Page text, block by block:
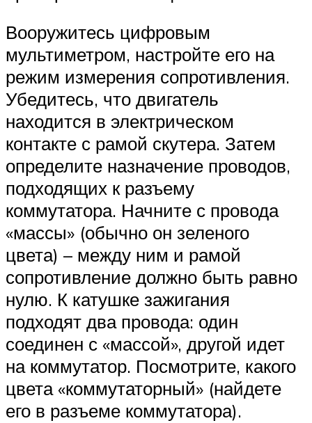
Вооружитесь цифровым
мультиметром, настройте его на
режим измерения сопротивления.
Убедитесь, что двигатель
находится в электрическом
контакте с рамой скутера. Затем
определите назначение проводов,
подходящих к разъему
коммутатора. Начните с провода
«массы» (обычно он зеленого
цвета) – между ним и рамой
сопротивление должно быть равно
нулю. К катушке зажигания
подходят два провода: один
соединен с «массой», другой идет
на коммутатор. Посмотрите, какого
цвета «коммутаторный» (найдете
его в разъеме коммутатора).